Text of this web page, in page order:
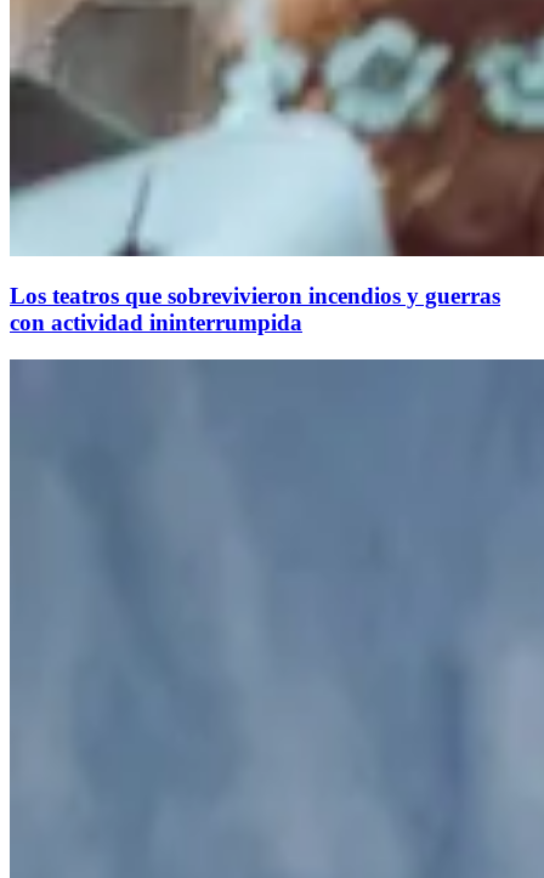
Los teatros que sobrevivieron incendios y guerras
con actividad ininterrumpida